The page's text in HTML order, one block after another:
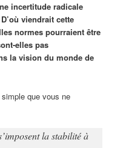
incertitude radicale
viendrait cette
normes pourraient être
elles pas
la vision du monde de
que vous ne
la stabilité à